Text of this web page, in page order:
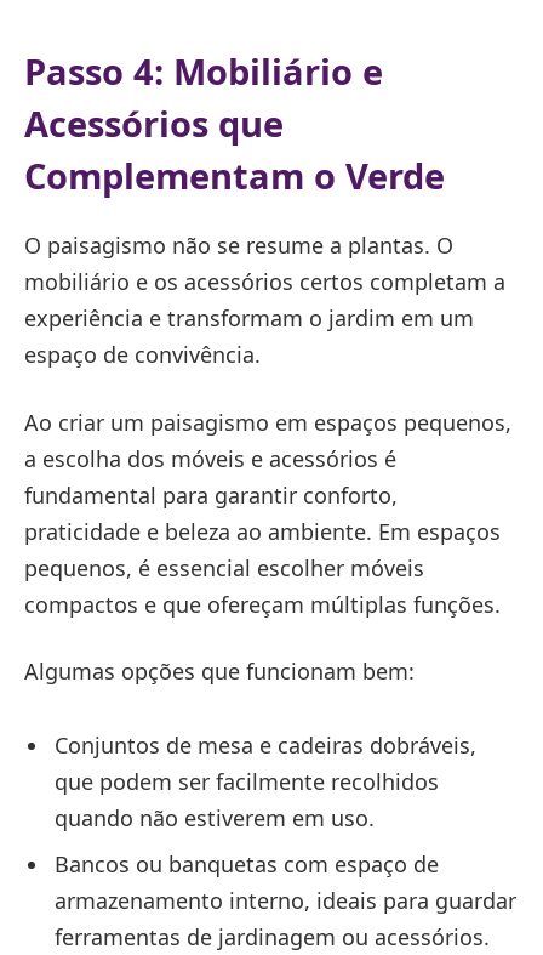
Passo 4: Mobiliário e
Acessórios que
Complementam o Verde
O paisagismo não se resume a plantas. O
mobiliário e os acessórios certos completam a
experiência e transformam o jardim em um
espaço de convivência.
Ao criar um paisagismo em espaços pequenos,
a escolha dos móveis e acessórios é
fundamental para garantir conforto,
praticidade e beleza ao ambiente. Em espaços
pequenos, é essencial escolher móveis
compactos e que ofereçam múltiplas funções.
Algumas opções que funcionam bem:
Conjuntos de mesa e cadeiras dobráveis,
que podem ser facilmente recolhidos
quando não estiverem em uso.
Bancos ou banquetas com espaço de
armazenamento interno, ideais para guardar
ferramentas de jardinagem ou acessórios.